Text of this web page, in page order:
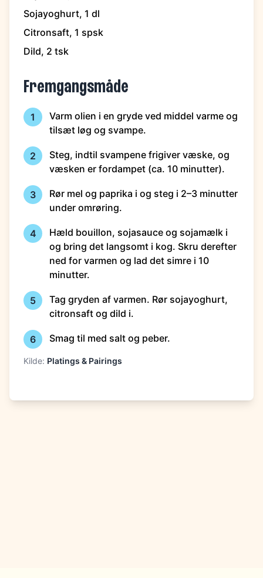
Sojayoghurt, 1 dl
Citronsaft, 1 spsk
Dild, 2 tsk
Fremgangsmåde
1
Varm olien i en gryde ved middel varme og
tilsæt løg og svampe.
2
Steg, indtil svampene frigiver væske, og
væsken er fordampet (ca. 10 minutter).
3
Rør mel og paprika i og steg i 2–3 minutter
under omrøring.
4
Hæld bouillon, sojasauce og sojamælk i
og bring det langsomt i kog. Skru derefter
ned for varmen og lad det simre i 10
minutter.
5
Tag gryden af varmen. Rør sojayoghurt,
citronsaft og dild i.
6 Smag til med salt og peber.
Kilde: Platings & Pairings